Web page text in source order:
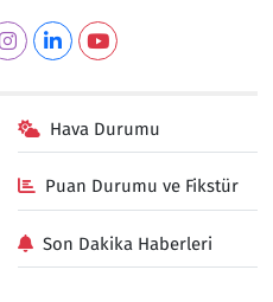
Hava Durumu
Puan Durumu ve Fikstür
Son Dakika Haberleri